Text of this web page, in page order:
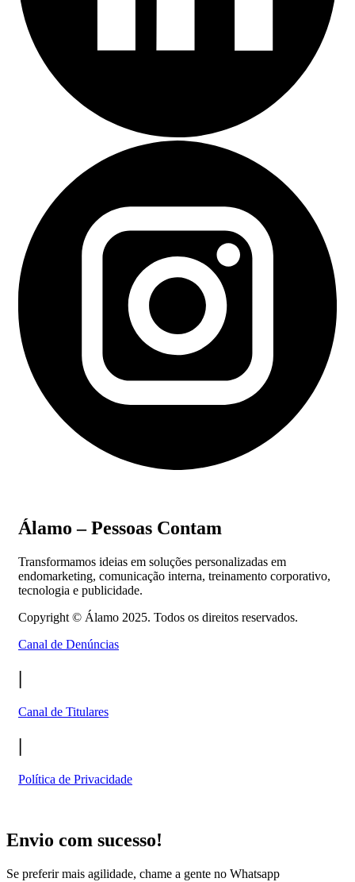
Álamo – Pessoas Contam
Transformamos ideias em soluções personalizadas em
endomarketing, comunicação interna, treinamento corporativo,
tecnologia e publicidade.
Copyright © Álamo 2025. Todos os direitos reservados.
Canal de Denúncias
|
Canal de Titulares
|
Política de Privacidade
Envio com sucesso!
Se preferir mais agilidade, chame a gente no Whatsapp